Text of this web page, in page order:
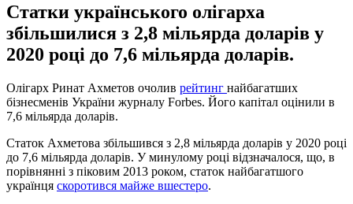
Статки українського олігарха
збільшилися з 2,8 мільярда доларів у
2020 році до 7,6 мільярда доларів.
Олігарх Ринат Ахметов очолив рейтинг найбагатших
бізнесменів України журналу Forbes. Його капітал оцінили в
7,6 мільярда доларів.
Статок Ахметова збільшився з 2,8 мільярда доларів у 2020 році
до 7,6 мільярда доларів. У минулому році відзначалося, що, в
порівнянні з піковим 2013 роком, статок найбагатшого
українця скоротився майже вшестеро.